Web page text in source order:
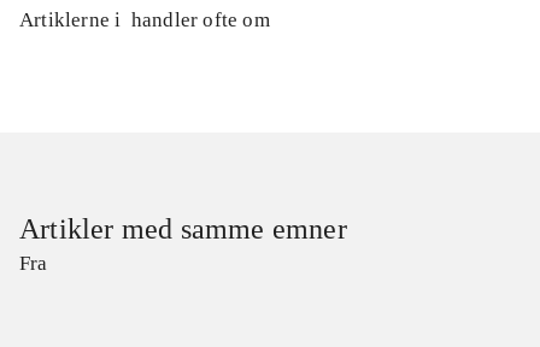
Artiklerne i handler ofte om
Artikler med samme emner
Fra